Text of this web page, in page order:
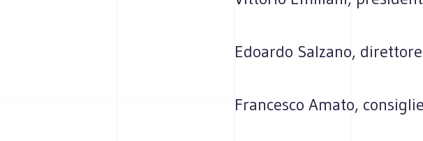
Edoardo Salzano,
Francesco Amato,